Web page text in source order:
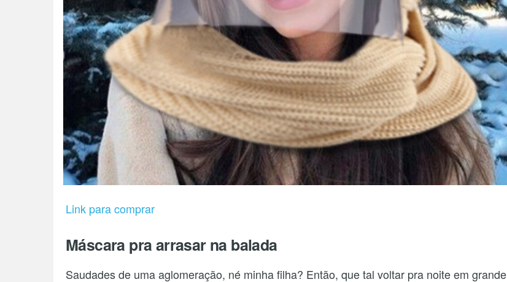
Link para comprar
Máscara pra arrasar na balada
Saudades de uma aglomeração, né minha filha? Então, que tal voltar pra noite em grande